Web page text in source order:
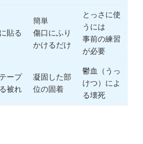
貼る
簡単
傷口にふり
かけるだけ
とっさに使
うには
事前の練習
が必要
ープ
被れ
凝固した部
位の固着
鬱血（うっ
けつ）によ
る壊死